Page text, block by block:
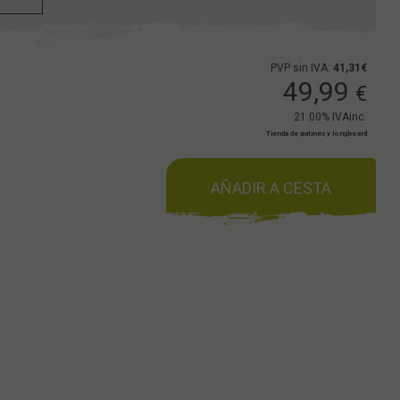
PVP sin IVA:41,31€
49,99 €
21.00% IVAinc.
Tienda de patines y longboard
AÑADIR A CESTA